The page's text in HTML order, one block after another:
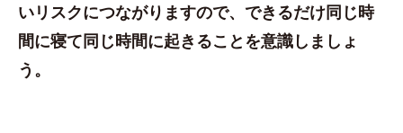
いリスクにつながりますので、できるだけ同じ時
間に寝て同じ時間に起きることを意識しましょ
う。